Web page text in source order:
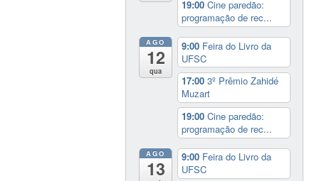
19:00Cine paredão:
programação de rec...
AGO
12
qua
9:00 Feira do Livro da
UFSC
17:003º Prêmio Zahidé
Muzart
19:00Cine paredão:
programação de rec...
AGO
13
9:00 Feira do Livro da
UFSC